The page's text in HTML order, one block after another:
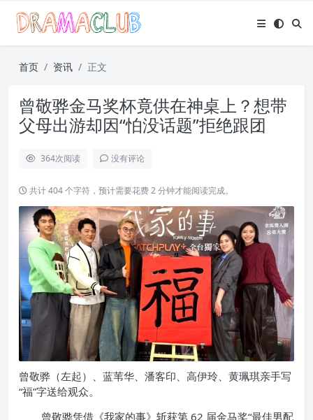
首页 资讯 正文
曾敬骅金马奖杯竟供在神桌上？想带
父母出游却因“怕没话题”拒绝跟团
364次阅读 没有评论
共计 404 个字符，预计需要花费 2 分钟才能阅读完成。
曾敬骅（左起）、蓝苇华、潘客印、高伊玲、黄珮琪亲手写
“福”字送给观众。
曾敬骅凭借《我家的事》斩获第 62 届金马奖“最佳男配